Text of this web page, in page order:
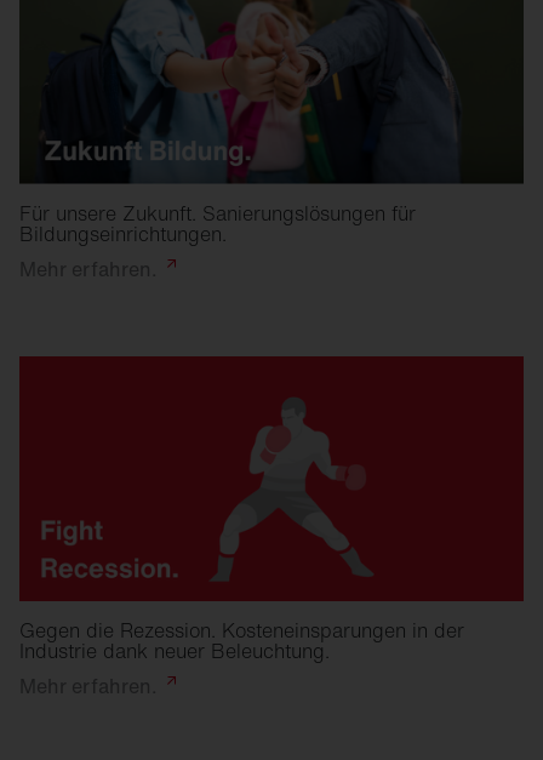
Für unsere Zukunft. Sanierungslösungen für
Bildungseinrichtungen.
Mehr erfahren.
Gegen die Rezession. Kosteneinsparungen in der
Industrie dank neuer Beleuchtung.
Mehr erfahren.